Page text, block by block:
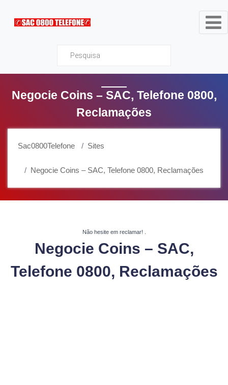
Sac0800Telefone
Negocie Coins – SAC, Telefone 0800,
Reclamações
Sac0800Telefone Sites
Negocie Coins – SAC, Telefone 0800, Reclamações
Não hesite em reclamar!
Negocie Coins – SAC,
Telefone 0800, Reclamações